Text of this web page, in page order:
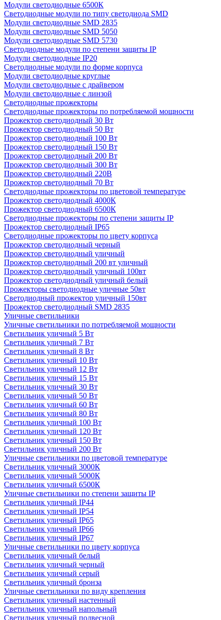
Модули светодиодные 6500К
Светодиодные модули по типу светодиода SMD
Модули светодиодные SMD 2835
Модули светодиодные SMD 5050
Модули светодиодные SMD 5730
Светодиодные модули по степени защиты IP
Модули светодиодные IP20
Светодиодные модули по форме корпуса
Модули светодиодные круглые
Модули светодиодные с драйвером
Модули светодиодные с линзой
Светодиодные прожекторы
Светодиодные прожекторы по потребляемой мощности
Прожектор светодиодный 30 Вт
Прожектор светодиодный 50 Вт
Прожектор светодиодный 100 Вт
Прожектор светодиодный 150 Вт
Прожектор светодиодный 200 Вт
Прожектор светодиодный 300 Вт
Прожектор светодиодный 220В
Прожектор светодиодный 70 Вт
Светодиодные прожекторы по цветовой температуре
Прожектор светодиодный 4000К
Прожектор светодиодный 6500К
Светодиодные прожекторы по степени защиты IP
Прожектор светодиодный IP65
Светодиодные прожекторы по цвету корпуса
Прожектор светодиодный черный
Прожектор светодиодный уличный
Прожектор светодиодный 200 вт уличный
Прожектор светодиодный уличный 100вт
Прожектор светодиодный уличный белый
Прожекторы светодиодные уличные 50вт
Светодиодный прожектор уличный 150вт
Прожектор светодиодный SMD 2835
Уличные светильники
Уличные светильники по потребляемой мощности
Светильник уличный 5 Вт
Светильник уличный 7 Вт
Светильник уличный 8 Вт
Светильник уличный 10 Вт
Светильник уличный 12 Вт
Светильник уличный 15 Вт
Светильник уличный 30 Вт
Светильник уличный 50 Вт
Светильник уличный 60 Вт
Светильник уличный 80 Вт
Светильник уличный 100 Вт
Светильник уличный 120 Вт
Светильник уличный 150 Вт
Светильник уличный 200 Вт
Уличные светильники по цветовой температуре
Cветильник уличный 3000К
Cветильник уличный 5000К
Cветильник уличный 6500К
Уличные светильники по степени защиты IP
Светильник уличный IP44
Светильник уличный IP54
Светильник уличный IP65
Светильник уличный IP66
Светильник уличный IP67
Уличные светильники по цвету корпуса
Светильник уличный белый
Светильник уличный черный
Светильник уличный серый
Светильник уличный бронза
Уличные светильники по виду крепления
Светильник уличный настенный
Светильник уличный напольный
Светильник уличный подвесной